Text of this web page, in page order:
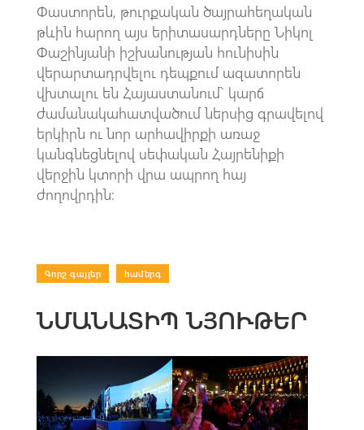
Փաստորեն, թուրքական ծայրահեղական
թևին հարող այս երիտասարդները Նիկոլ
Փաշինյանի իշխանության հունիսին
վերարտադրվելու դեպքում ազատորեն
վխտալու են Հայաստանում` կարճ
ժամանակահատվածում ներսից գրավելով
երկիրն ու նոր արհավիրքի առաջ
կանգնեցնելով սեփական Հայրենիքի
վերջին կտորի վրա ապրող հայ
ժողովրդին։
Գորշ գայլեր համերգ
ՆՄԱՆԱՏԻՊ ՆՅՈՒԹԵՐ